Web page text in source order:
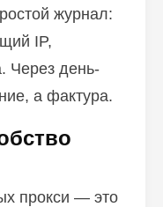
журнал:
IP,
Через день-
а фактура.
прокси — это